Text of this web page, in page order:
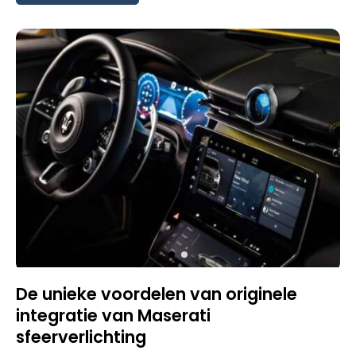
De unieke voordelen van originele
integratie van Maserati
sfeerverlichting